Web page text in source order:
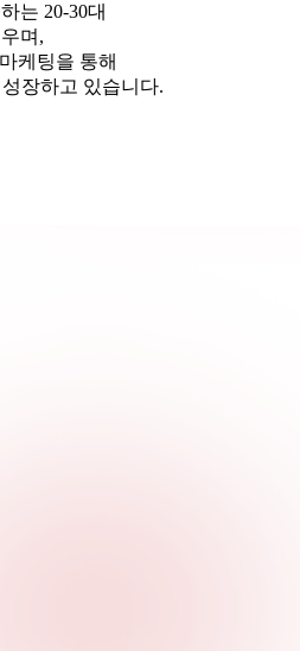
는 20-30대
며,
케팅을 통해
장하고 있습니다.